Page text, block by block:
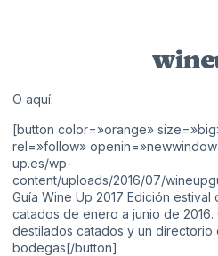
O aquí:
[button color=»orange»
rel=»follow»
up.es/wp-
content/uploads/2016/07/
Guía Wine Up 2017 Edición
catados de enero a junio de
destilados catados y un directorio
bodegas[/button]